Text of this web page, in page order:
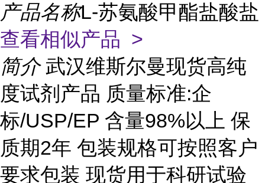
产品名称L-苏氨酸甲酯盐酸盐
查看相似产品 >
简介 武汉维斯尔曼现货高纯
度试剂产品 质量标准:企
标/USP/EP 含量98%以上 保
质期2年 包装规格可按照客户
要求包装 现货用于科研试验